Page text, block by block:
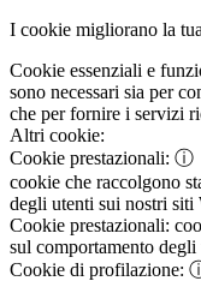
I cookie migliorano la
Cookie essenziali e
sono necessari sia per
che per fornire i servizi
Altri cookie:
Cookie prestazionali: ⓘ
cookie che raccolgono
degli utenti sui nostri siti
Cookie prestazionali:
sul comportamento
Cookie di profilazione: